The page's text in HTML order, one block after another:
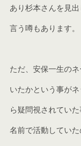
あり杉本さんを見
言う噂もあります。
ただ、安保一生の
いたかという事が
ら疑問視されてい
名前で活動していた